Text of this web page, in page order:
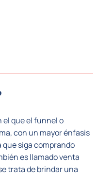
el que el funnel o
con un mayor énfasis
siga comprando
es llamado venta
trata de brindar una